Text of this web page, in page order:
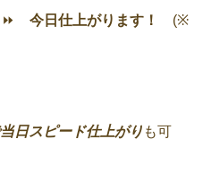
今日仕上がります！
(※
日スピード仕上がり も可